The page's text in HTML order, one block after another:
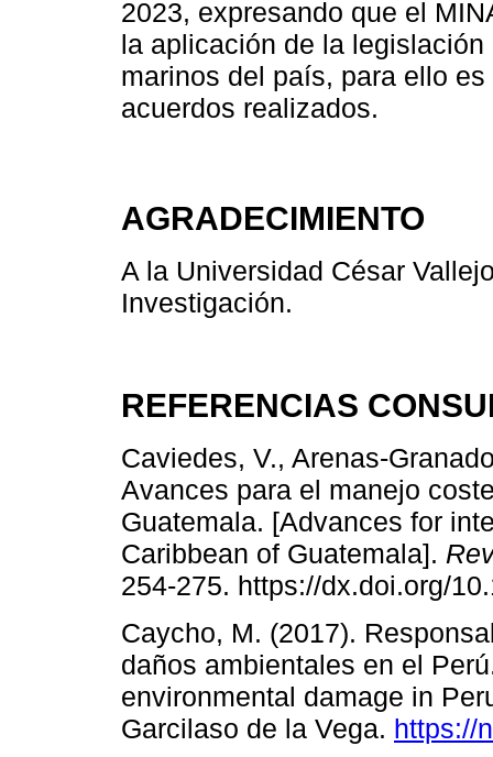
2023, expresando que el
la aplicación de la
marinos del país, para ello
acuerdos realizados.
AGRADECIMIENTO
A la Universidad César
Investigación.
REFERENCIAS
Caviedes, V., Arenas-
Avances para el manejo
Guatemala. [Advances for
Caribbean of Guatemala].
254-275. https://dx.doi.org/
Caycho, M. (2017).
daños ambientales en el
environmental damage in
Garcilaso de la Vega. https://